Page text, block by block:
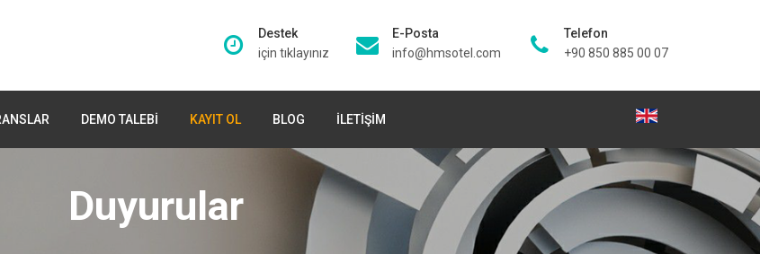
Destek
için tıklayınız
E-Posta
info@hmsotel.com
Telefon
+90 850 885 00 07
DEMO TALEBİ KAYIT OL BLOG İLETİŞİM
Duyurular